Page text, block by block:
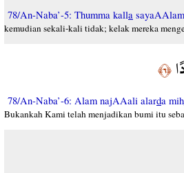
78/An-Naba’-5: Thumma kalla
kemudian sekali-kali tidak; kelak mereka
﴿٦﴾
78/An-Naba’-6: Alam najAAali alarda mih
Bukankah Kami telah menjadikan bumi itu